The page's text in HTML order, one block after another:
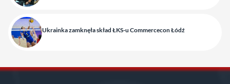
Ukrainka zamknęła skład ŁKS-u Commercecon Łódź